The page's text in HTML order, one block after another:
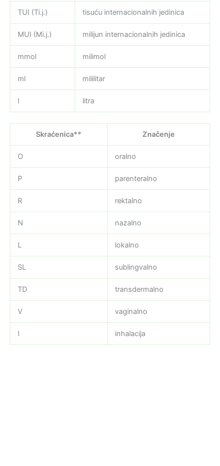
TUI (Ti.j.) tisuću internacionalnih jedinica
MUI (Mi.j.) milijun internacionalnih jedinica
mmol milimol
ml mililitar
l litra
Skraćenica** Značenje
O oralno
P parenteralno
R rektalno
N nazalno
L lokalno
SL sublingvalno
TD transdermalno
V vaginalno
I inhalacija